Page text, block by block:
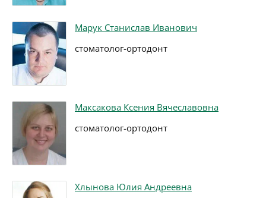
Марук Станислав Иванович
стоматолог-ортодонт
Максакова Ксения Вячеславовна
стоматолог-ортодонт
Хлынова Юлия Андреевна